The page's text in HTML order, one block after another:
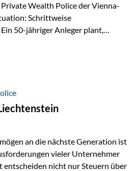
Wealth Police der Vienna-
Schrittweise
50-jähriger Anleger plant,
optimal genutzt werden, sondern
ohne die
Hand zu geben. Die Lösung:
Die Umsetzung erfolgt über die
an die nächste Generation ist
vieler Unternehmer
nicht nur Steuern über